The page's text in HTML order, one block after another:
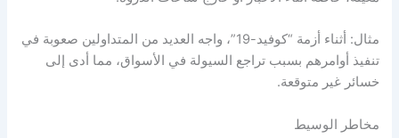
مثال: أثناء أزمة “كوفيد-19”، واجه العديد من المتداولين صعوبة في
تنفيذ أوامرهم بسبب تراجع السيولة في الأسواق، مما أدى إلى
خسائر غير متوقعة.
مخاطر الوسيط